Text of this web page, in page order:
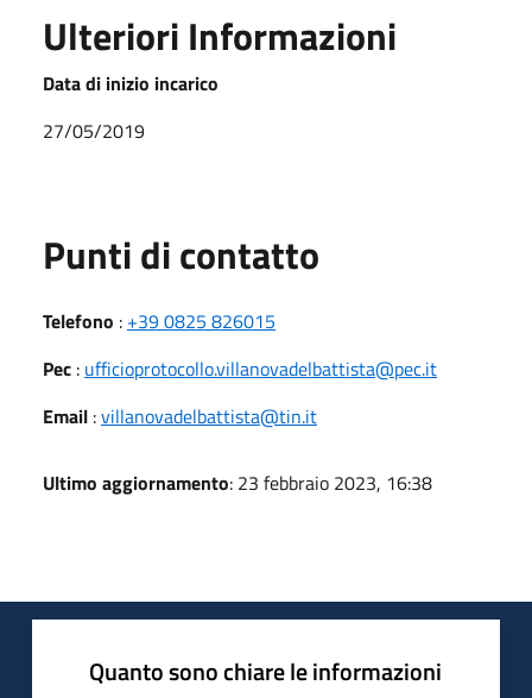
Ulteriori Informazioni
Data di inizio incarico
27/05/2019
Punti di contatto
Telefono : +39 0825 826015
Pec : ufficioprotocollo.villanovadelbattista@pec.it
Email :villanovadelbattista@tin.it
Ultimo aggiornamento: 23 febbraio 2023, 16:38
Quanto sono chiare le informazioni